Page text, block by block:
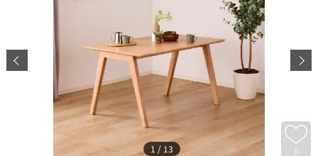
1
1 / 13